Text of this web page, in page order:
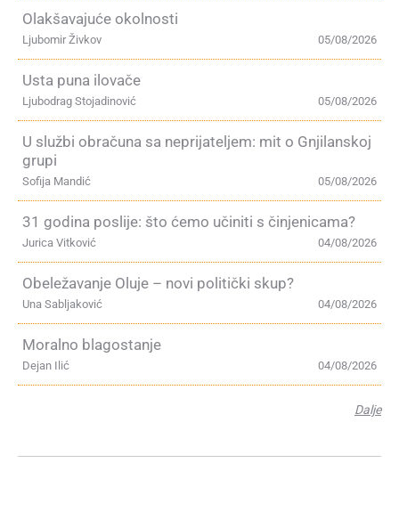
Olakšavajuće okolnosti
05/08/2026
Ljubomir Živkov
Usta puna ilovače
05/08/2026
Ljubodrag Stojadinović
U službi obračuna sa neprijateljem: mit o Gnjilanskoj
grupi
05/08/2026
Sofija Mandić
31 godina poslije: što ćemo učiniti s činjenicama?
04/08/2026
Jurica Vitković
Obeležavanje Oluje – novi politički skup?
04/08/2026
Una Sabljaković
Moralno blagostanje
04/08/2026
Dejan Ilić
Dalje